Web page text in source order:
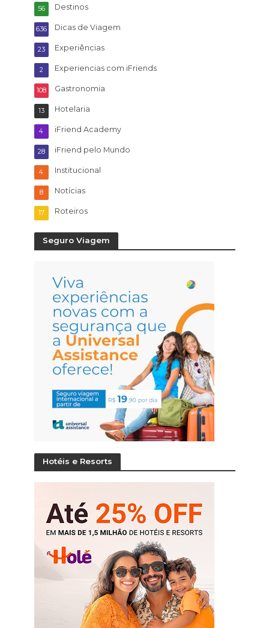
Destinos
56
Dicas de Viagem
636
Experiências
23
Experiencias com iFriends
2
Gastronomia
108
Hotelaria
13
iFriend Academy
4
iFriend pelo Mundo
28
Institucional
4
Notícias
8
Roteiros
17
Seguro Viagem
Hotéis e Resorts